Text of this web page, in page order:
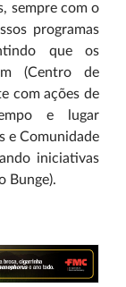
sempre com o
programas
que os
(Centro de
com ações de
e lugar
e Comunidade
iniciativas
Bunge).